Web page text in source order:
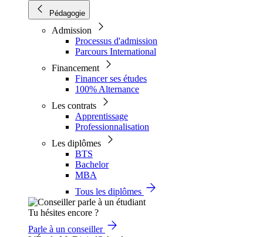
Pédagogie
Admission
Processus d'admission
Parcours International
Financement
Financer ses études
100% Alternance
Les contrats
Apprentissage
Professionnalisation
Les diplômes
BTS
Bachelor
MBA
Tous les diplômes
Tu hésites encore ?
Parle à un conseiller